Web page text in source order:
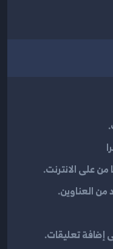
على الانترنت.
من العناوين.
إضافة تعليقات.